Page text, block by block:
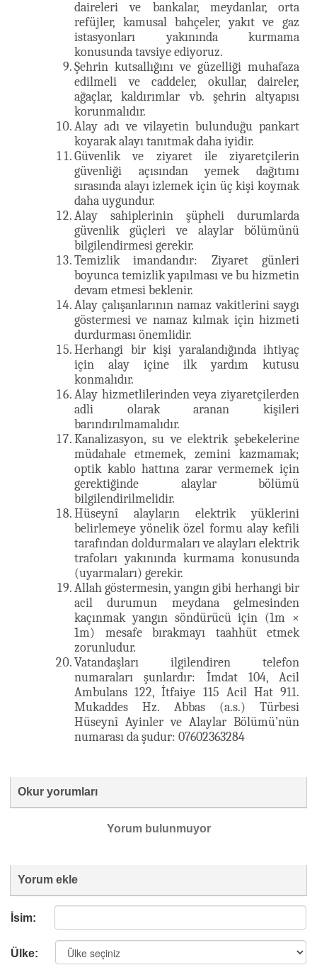
daireleri ve bankalar, meydanlar, orta
refüjler, kamusal bahçeler, yakıt ve gaz
istasyonları yakınında kurmama
konusunda tavsiye ediyoruz.
Şehrin kutsallığını ve güzelliği muhafaza
edilmeli ve caddeler, okullar, daireler,
ağaçlar, kaldırımlar vb. şehrin altyapısı
korunmalıdır.
Alay adı ve vilayetin bulunduğu pankart
koyarak alayı tanıtmak daha iyidir.
Güvenlik ve ziyaret ile ziyaretçilerin
güvenliği açısından yemek dağıtımı
sırasında alayı izlemek için üç kişi koymak
daha uygundur.
Alay sahiplerinin şüpheli durumlarda
güvenlik güçleri ve alaylar bölümünü
bilgilendirmesi gerekir.
Temizlik imandandır: Ziyaret günleri
boyunca temizlik yapılması ve bu hizmetin
devam etmesi beklenir.
Alay çalışanlarının namaz vakitlerini saygı
göstermesi ve namaz kılmak için hizmeti
durdurması önemlidir.
Herhangi bir kişi yaralandığında ihtiyaç
için alay içine ilk yardım kutusu
konmalıdır.
Alay hizmetlilerinden veya ziyaretçilerden
adli olarak aranan kişileri
barındırılmamalıdır.
Kanalizasyon, su ve elektrik şebekelerine
müdahale etmemek, zemini kazmamak;
optik kablo hattına zarar vermemek için
gerektiğinde alaylar bölümü
bilgilendirilmelidir.
Hüseynî alayların elektrik yüklerini
belirlemeye yönelik özel formu alay kefili
tarafından doldurmaları ve alayları elektrik
trafoları yakınında kurmama konusunda
(uyarmaları) gerekir.
Allah göstermesin, yangın gibi herhangi bir
acil durumun meydana gelmesinden
kaçınmak yangın söndürücü için (1m ×
1m) mesafe bırakmayı taahhüt etmek
zorunludur.
Vatandaşları ilgilendiren telefon
numaraları şunlardır: İmdat 104, Acil
Ambulans 122, İtfaiye 115 Acil Hat 911.
Mukaddes Hz. Abbas (a.s.) Türbesi
Hüseynî Ayinler ve Alaylar Bölümü’nün
numarası da şudur: 07602363284
Okur yorumları
Yorum bulunmuyor
Yorum ekle
İsim:
Ülke: